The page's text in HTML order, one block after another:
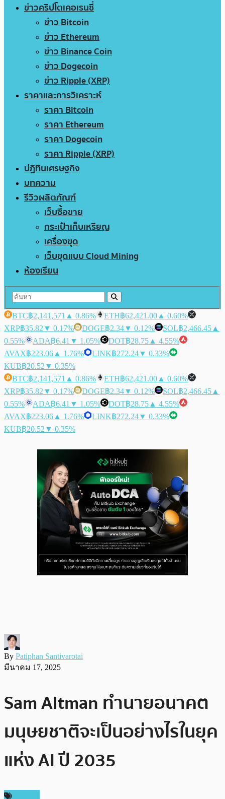
ข่าวคริปโตเคอเรนซี่
ข่าว Bitcoin
ข่าว Ethereum
ข่าว Binance Coin
ข่าว Dogecoin
ข่าว Ripple (XRP)
ราคาและการวิเคราะห์
ราคา Bitcoin
ราคา Ethereum
ราคา Dogecoin
ราคา Ripple (XRP)
ปฏิทินเศรษฐกิจ
บทความ
รีวิวผลิตภัณฑ์
เว็บซื้อขาย
กระเป๋าเก็บเหรียญ
เครื่องขุด
เว็บขุดแบบ Cloud Mining
ห้องเรียน
BTC฿2,141,571 ▲ 0.86% ETH฿62,421.00 ▲ 0.60%
XRP฿35.82 ▼ 0.17% DOGE฿2.34▼ 0.12% SOL฿2,466.45 ▲
0.55%
ADA฿6.41 ▼ 1.05% DOT฿28.75 ▲ 4.55%
AVAX฿223.06 ▲ 1.76% LINK฿272.24▼ 0.33%
KUB฿20.52 ▼ 0.35%
BTC฿2,141,571 ▲ 0.86% ETH฿62,421.00 ▲ 0.60%
XRP฿35.82 ▼ 0.17% DOGE฿2.34▼ 0.12% SOL฿2,466.45 ▲
0.55%
ADA฿6.41 ▼ 1.05% DOT฿28.75 ▲ 4.55%
AVAX฿223.06 ▲ 1.76% LINK฿272.24▼ 0.33%
KUB฿20.52 ▼ 0.35%
By Patiphan Santivarotai
มีนาคม 17, 2025
Sam Altman ทำนายอนาคต
มนุษยชาติจะเป็นอย่างไรในยุค
แห่ง AI ปี 2035